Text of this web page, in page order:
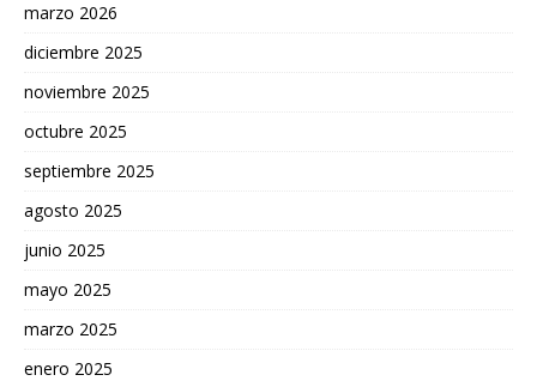
marzo 2026
diciembre 2025
noviembre 2025
octubre 2025
septiembre 2025
agosto 2025
junio 2025
mayo 2025
marzo 2025
enero 2025